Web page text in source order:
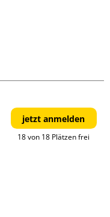
jetzt anmelden
18 von 18 Plätzen frei